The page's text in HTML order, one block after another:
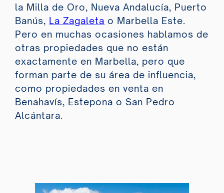
la Milla de Oro, Nueva Andalucía, Puerto
Banús, La Zagaleta o Marbella Este.
Pero en muchas ocasiones hablamos de
otras propiedades que no están
exactamente en Marbella, pero que
forman parte de su área de influencia,
como propiedades en venta en
Benahavís, Estepona o San Pedro
Alcántara.